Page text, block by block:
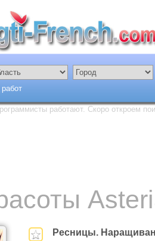
работают. Скоро откроем
Ресницы.